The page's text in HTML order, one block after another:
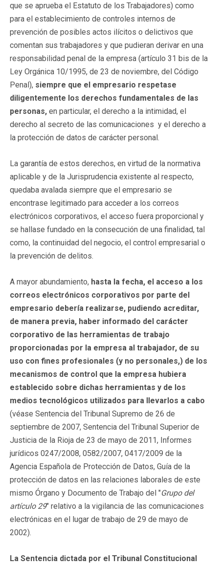
que se aprueba el Estatuto de los Trabajadores) como
para el establecimiento de controles internos de
prevención de posibles actos ilícitos o delictivos que
comentan sus trabajadores y que pudieran derivar en una
responsabilidad penal de la empresa (artículo 31 bis de la
Ley Orgánica 10/1995, de 23 de noviembre, del Código
Penal), siempre que el empresario respetase
diligentemente los derechos fundamentales de las
personas, en particular, el derecho a la intimidad, el
derecho al secreto de las comunicaciones y el derecho a
la protección de datos de carácter personal.
La garantía de estos derechos, en virtud de la normativa
aplicable y de la Jurisprudencia existente al respecto,
quedaba avalada siempre que el empresario se
encontrase legitimado para acceder a los correos
electrónicos corporativos, el acceso fuera proporcional y
se hallase fundado en la consecución de una finalidad, tal
como, la continuidad del negocio, el control empresarial o
la prevención de delitos.
A mayor abundamiento, hasta la fecha, el acceso a los
correos electrónicos corporativos por parte del
empresario debería realizarse, pudiendo acreditar,
de manera previa, haber informado del carácter
corporativo de las herramientas de trabajo
proporcionadas por la empresa al trabajador, de su
uso con fines profesionales (y no personales,) de los
mecanismos de control que la empresa hubiera
establecido sobre dichas herramientas y de los
medios tecnológicos utilizados para llevarlos a cabo
(véase Sentencia del Tribunal Supremo de 26 de
septiembre de 2007, Sentencia del Tribunal Superior de
Justicia de la Rioja de 23 de mayo de 2011, Informes
jurídicos 0247/2008, 0582/2007, 0417/2009 de la
Agencia Española de Protección de Datos, Guía de la
protección de datos en las relaciones laborales de este
mismo Órgano y Documento de Trabajo del "Grupo del
artículo 29" relativo a la vigilancia de las comunicaciones
electrónicas en el lugar de trabajo de 29 de mayo de
2002).
La Sentencia dictada por el Tribunal Constitucional